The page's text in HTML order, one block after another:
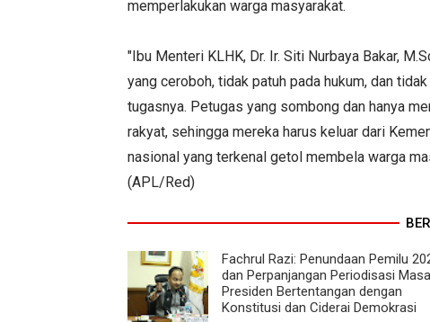
memperlakukan warga masyarakat.
"Ibu Menteri KLHK, Dr. Ir. Siti Nurbaya Bakar,
yang ceroboh, tidak patuh pada hukum, dan
tugasnya. Petugas yang sombong dan hanya
rakyat, sehingga mereka harus keluar dari
nasional yang terkenal getol membela warga
(APL/Red)
Fachrul Razi: Penundaan Pemilu
dan Perpanjangan Periodisasi Masa
Presiden Bertentangan dengan
Konstitusi dan Ciderai Demokrasi